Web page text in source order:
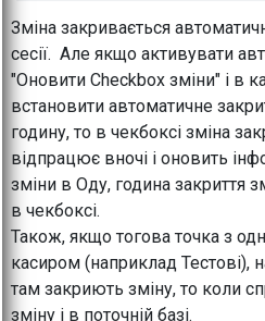
Зміна закривається
сесії. Але якщо активувати
"Оновити Checkbox зміни" і в
встановити автоматичне
годину, то в чекбоксі зміна
відпрацює вночі і оновить
зміни в Оду, година закриття
в чекбоксі.
Також, якщо тогова точка з
касиром (наприклад Тестові),
там закриють зміну, то коли
зміну і в поточній базі.